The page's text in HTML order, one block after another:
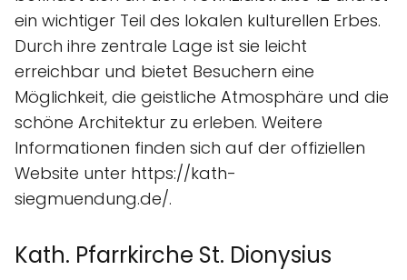
ein wichtiger Teil des lokalen kulturellen Erbes.
Durch ihre zentrale Lage ist sie leicht
erreichbar und bietet Besuchern eine
Möglichkeit, die geistliche Atmosphäre und die
schöne Architektur zu erleben. Weitere
Informationen finden sich auf der offiziellen
Website unter https://kath-
siegmuendung.de/.
Kath. Pfarrkirche St. Dionysius